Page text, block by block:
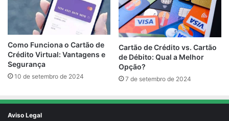
Como Funciona o Cartão de
Crédito Virtual: Vantagens e
Segurança
10 de setembro de 2024
Cartão de Crédito vs. Cartão
de Débito: Qual a Melhor
Opção?
7 de setembro de 2024
Aviso Legal